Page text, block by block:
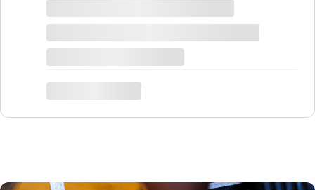
tego grawer w pierścionku udało się
zrobić w bardzo krótkim czasie. Dziękuję,
był to dla mnie bardzo ważny moment,
trafiłam w idealne miejsce.
Katarzyna Łącka